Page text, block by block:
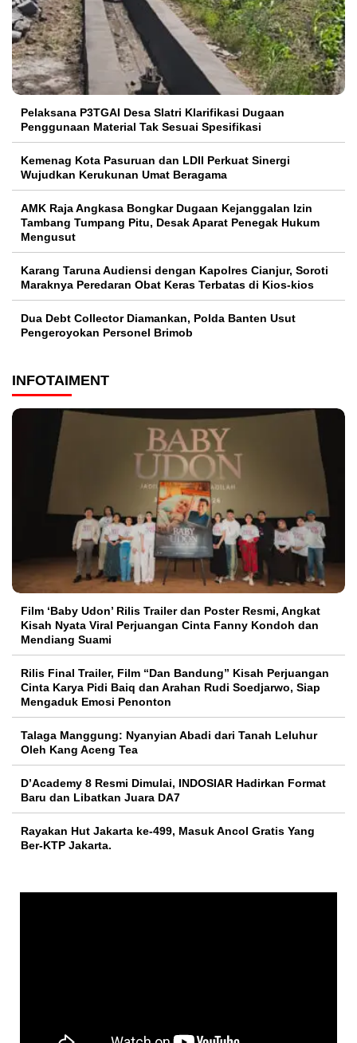
Pelaksana P3TGAI Desa Slatri Klarifikasi Dugaan
Penggunaan Material Tak Sesuai Spesifikasi
Kemenag Kota Pasuruan dan LDII Perkuat Sinergi
Wujudkan Kerukunan Umat Beragama
AMK Raja Angkasa Bongkar Dugaan Kejanggalan Izin
Tambang Tumpang Pitu, Desak Aparat Penegak Hukum
Mengusut
Karang Taruna Audiensi dengan Kapolres Cianjur, Soroti
Maraknya Peredaran Obat Keras Terbatas di Kios-kios
Dua Debt Collector Diamankan, Polda Banten Usut
Pengeroyokan Personel Brimob
INFOTAIMENT
Film ‘Baby Udon’ Rilis Trailer dan Poster Resmi, Angkat
Kisah Nyata Viral Perjuangan Cinta Fanny Kondoh dan
Mendiang Suami
Rilis Final Trailer, Film “Dan Bandung” Kisah Perjuangan
Cinta Karya Pidi Baiq dan Arahan Rudi Soedjarwo, Siap
Mengaduk Emosi Penonton
Talaga Manggung: Nyanyian Abadi dari Tanah Leluhur
Oleh Kang Aceng Tea
D’Academy 8 Resmi Dimulai, INDOSIAR Hadirkan Format
Baru dan Libatkan Juara DA7
Rayakan Hut Jakarta ke-499, Masuk Ancol Gratis Yang
Ber-KTP Jakarta.